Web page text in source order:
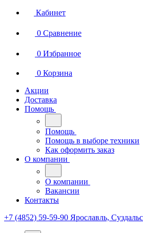
Кабинет
0 Сравнение
0 Избранное
0 Корзина
Акции
Доставка
Помощь
Помощь
Помощь в выборе техники
Как оформить заказ
О компании
О компании
Вакансии
Контакты
+7 (4852) 59-59-90 Ярославль,